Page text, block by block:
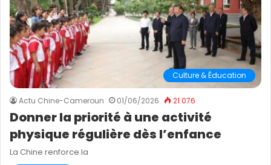
Culture & Éducation
Actu Chine-Cameroun 01/06/2026 21 076
Donner la priorité à une activité
physique régulière dès l’enfance
La Chine renforce la